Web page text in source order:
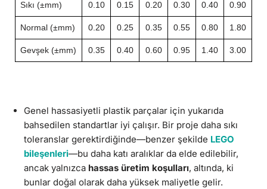
Sıkı (±mm) 0.10 0.15 0.20 0.30 0.40 0.90
Normal (±mm) 0.20 0.25 0.35 0.55 0.80 1.80
Gevşek (±mm) 0.35 0.40 0.60 0.95 1.40 3.00
Genel hassasiyetli plastik parçalar için yukarıda
bahsedilen standartlar iyi çalışır. Bir proje daha sıkı
toleranslar gerektirdiğinde—benzer şekilde LEGO
bileşenleri—bu daha katı aralıklar da elde edilebilir,
ancak yalnızca hassas üretim koşulları, altında, ki
bunlar doğal olarak daha yüksek maliyetle gelir.